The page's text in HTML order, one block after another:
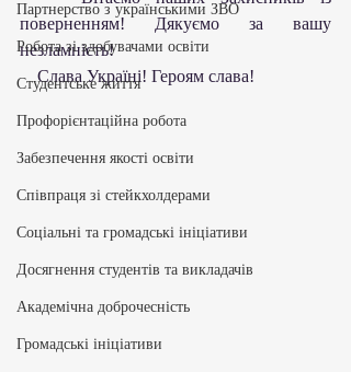
Партнерство з українськими ЗВО
Робота зі здобувачами освіти
Студентське життя
Профорієнтаційна робота
Забезпечення якості освіти
Співпраця зі стейкхолдерами
Соціальні та громадські ініціативи
Досягнення студентів та викладачів
Академічна доброчесність
Громадські ініціативи
поверненням! Дякуємо за вашу
незламність!
    Слава Україні! Героям слава!